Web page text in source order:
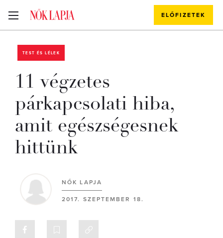
ELŐFIZETEK
TEST ÉS LÉLEK
11 végzetes
párkapcsolati hiba,
amit egészségesnek
hittünk
NŐK LAPJA
2017. SZEPTEMBER 18.